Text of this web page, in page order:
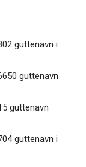
guttenavn i
guttenavn
guttenavn
guttenavn i